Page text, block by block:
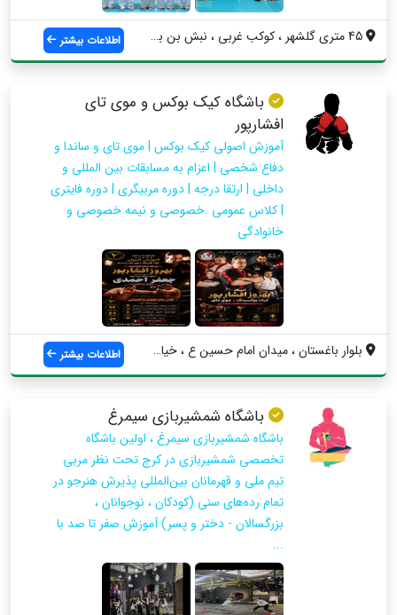
اطلاعات بیشتر
باشگاه کیک بوکس و موی تای
افشارپور
آموزش اصولی کیک بوکس | موی تای و ساندا و
دفاع شخصی | اعزام به مسابقات بین المللی و
داخلی | ارتقا درجه | دوره مربیگری | دوره فایتری
| کلاس عمومی .خصوصی و نیمه خصوصی و
خانوادگی
بلوار باغستان ، میدان امام حسین ع ، خیاب... اطلاعات بیشتر
باشگاه شمشیربازی سیمرغ
باشگاه شمشیربازی سیمرغ ، اولین باشگاه
تخصصی شمشیربازی در کرج تحت نظر مربی
تیم ملی و قهرمانان بین‌المللی پذیرش هنرجو در
تمام رده‌های سنی (کودکان ، نوجوانان ،
بزرگسالان - دختر و پسر) آموزش صفر تا صد با
...